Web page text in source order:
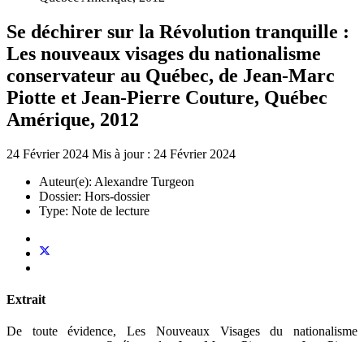
Se déchirer sur la Révolution tranquille :
Les nouveaux visages du nationalisme
conservateur au Québec, de Jean-Marc
Piotte et Jean-Pierre Couture, Québec
Amérique, 2012
24 Février 2024 Mis à jour : 24 Février 2024
Auteur(e): Alexandre Turgeon
Dossier: Hors-dossier
Type: Note de lecture
Extrait
De toute évidence, Les Nouveaux Visages du nationalisme